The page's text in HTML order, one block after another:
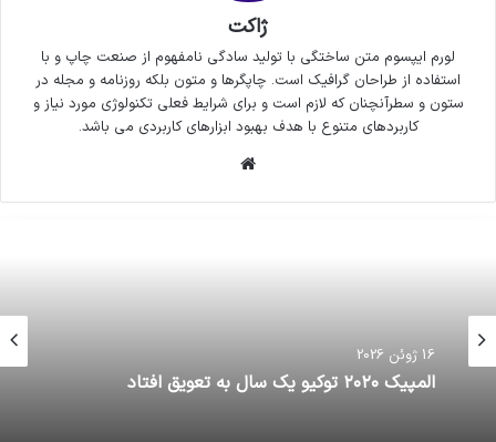
ژاکت
لورم ایپسوم متن ساختگی با تولید سادگی نامفهوم از صنعت چاپ و با
استفاده از طراحان گرافیک است. چاپگرها و متون بلکه روزنامه و مجله در
ستون و سطرآنچنان که لازم است و برای شرایط فعلی تکنولوژی مورد نیاز و
کاربردهای متنوع با هدف بهبود ابزارهای کاربردی می باشد.
16 ژوئن 2026
المپیک ۲۰۲۰ توکیو یک سال به تعویق افتاد